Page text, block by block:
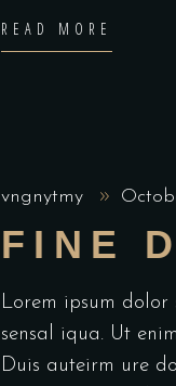
READ MORE
vngnytmy
FINE
Lorem ipsum
sensal iqua. Ut
Duis auteirm ure